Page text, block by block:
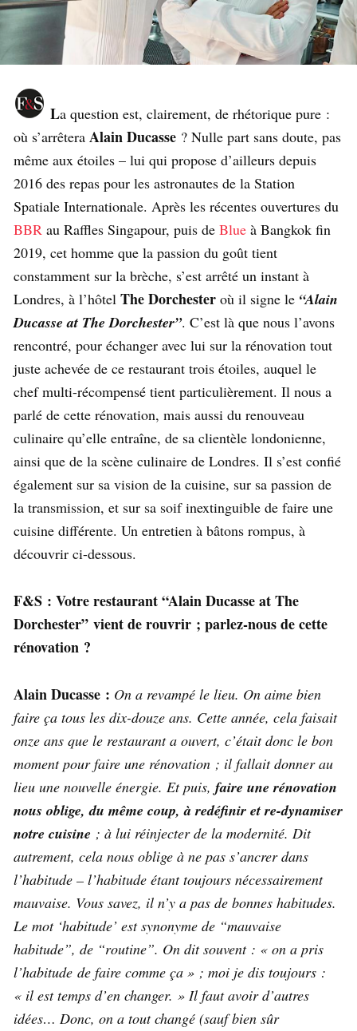
La question est, clairement, de rhétorique pure :
où s’arrêtera Alain Ducasse ? Nulle part sans doute, pas
même aux étoiles – lui qui propose d’ailleurs depuis
2016 des repas pour les astronautes de la Station
Spatiale Internationale. Après les récentes ouvertures du
BBR au Raffles Singapour, puis de Blue à Bangkok fin
2019, cet homme que la passion du goût tient
constamment sur la brèche, s’est arrêté un instant à
Londres, à l’hôtel The Dorchester où il signe le “Alain
Ducasse at The Dorchester”. C’est là que nous l’avons
rencontré, pour échanger avec lui sur la rénovation tout
juste achevée de ce restaurant trois étoiles, auquel le
chef multi-récompensé tient particulièrement. Il nous a
parlé de cette rénovation, mais aussi du renouveau
culinaire qu’elle entraîne, de sa clientèle londonienne,
ainsi que de la scène culinaire de Londres. Il s’est confié
également sur sa vision de la cuisine, sur sa passion de
la transmission, et sur sa soif inextinguible de faire une
cuisine différente. Un entretien à bâtons rompus, à
découvrir ci-dessous.
F&S : Votre restaurant “Alain Ducasse at The
Dorchester” vient de rouvrir ; parlez-nous de cette
rénovation ?
Alain Ducasse : On a revampé le lieu. On aime bien
faire ça tous les dix-douze ans. Cette année, cela faisait
onze ans que le restaurant a ouvert, c’était donc le bon
moment pour faire une rénovation ; il fallait donner au
lieu une nouvelle énergie. Et puis, faire une rénovation
nous oblige, du même coup, à redéfinir et re-dynamiser
notre cuisine ; à lui réinjecter de la modernité. Dit
autrement, cela nous oblige à ne pas s’ancrer dans
l’habitude – l’habitude étant toujours nécessairement
mauvaise. Vous savez, il n’y a pas de bonnes habitudes.
Le mot ‘habitude’ est synonyme de “mauvaise
habitude”, de “routine”. On dit souvent : « on a pris
l’habitude de faire comme ça » ; moi je dis toujours :
« il est temps d’en changer. » Il faut avoir d’autres
idées… Donc, on a tout changé (sauf bien sûr